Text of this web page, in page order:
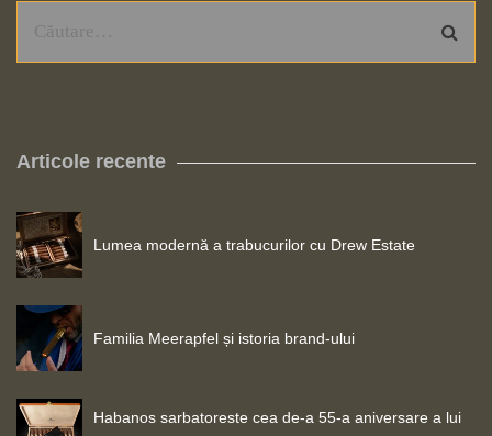
Articole recente
Lumea modernă a trabucurilor cu Drew Estate
Familia Meerapfel și istoria brand-ului
Habanos sarbatoreste cea de-a 55-a aniversare a lui